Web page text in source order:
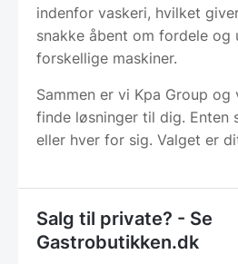
indenfor vaskeri, hvilket
snakke åbent om fordele og
forskellige maskiner.
Sammen er vi Kpa Group
finde løsninger til dig. Enten
eller hver for sig. Valget er
Salg til private? - Se
Gastrobutikken.dk